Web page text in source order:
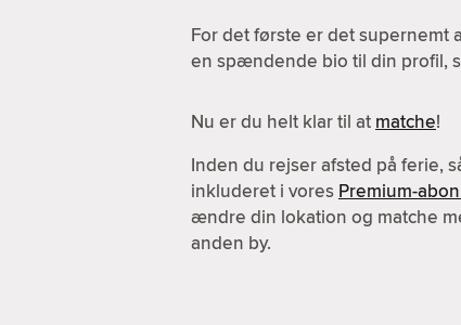
For det første er det supernemt
en spændende bio til din profil,
Nu er du helt klar til at matche!
Inden du rejser afsted på ferie,
inkluderet i vores Premium-
ændre din lokation og matche
anden by.